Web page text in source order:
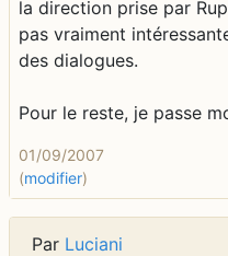
la direction prise par
pas vraiment
des dialogues.
Pour le reste, je passe
01/09/2007
(modifier)
Par Luciani